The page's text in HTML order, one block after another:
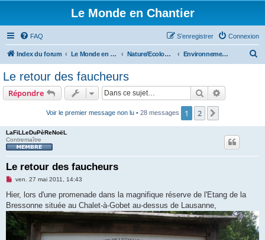
Le Monde en Chantier
FAQ Connexion
S’enregistrer
Index du forum Le Monde en Chantier Nature/Ecologie/Ptits oiseaux... Environnement/écologie
Le retour des faucheurs
Répondre Rechercher
Voir le premier message non lu • 28 messages 1 2
LaFiLLeDuPèReNoëL
Contremaître
Le retour des faucheurs
M
s
a
g
e
n
o
ven. 27 mai 2011, 14:43
Hier, lors d'une promenade dans la magnifique réserve de l'Etang de la
Bressonne située au Chalet-à-Gobet au-dessus de Lausanne,